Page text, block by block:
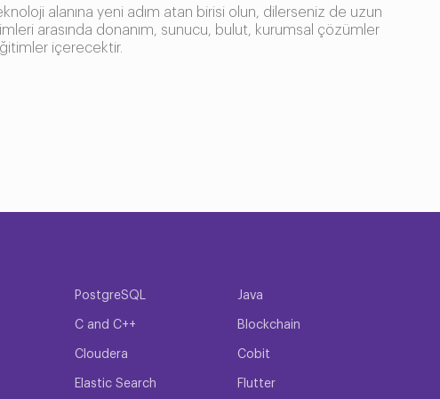
alanına yeni adım atan birisi olun, dilerseniz de uzun
arasında donanım, sunucu, bulut, kurumsal çözümler
içerecektir.
her bir eğitimle yeni tecrübeler elde ederek
erişmek için yapmanız gereken tek şey Method TR
PostgreSQL Java
C and C++ Blockchain
Cloudera Cobit
Elastic Search Flutter